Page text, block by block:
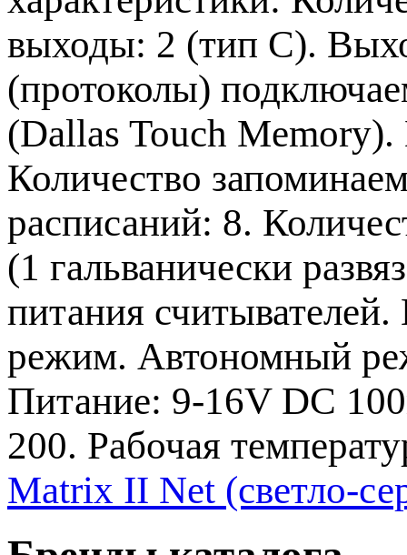
выходы: 2 (тип С).
(протоколы)
(Dallas Touch Memory).
Количество
расписаний: 8.
(1 гальванически
питания
режим. Автономный
Питание: 9-16V DC
200. Рабочая
Matrix II Net (светло-